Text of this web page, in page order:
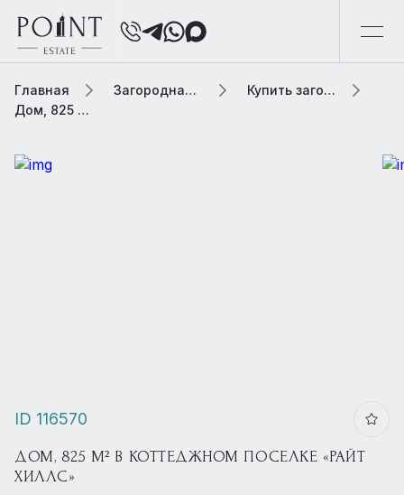
Главная Загородная элитная недвижимость
Купить загородную элитную недвижимость
Дом, 825 м² В коттеджном поселке «Райт Хиллс»
ID 116570
ДОМ, 825 М² В КОТТЕДЖНОМ ПОСЕЛКЕ «РАЙТ
ХИЛЛС»